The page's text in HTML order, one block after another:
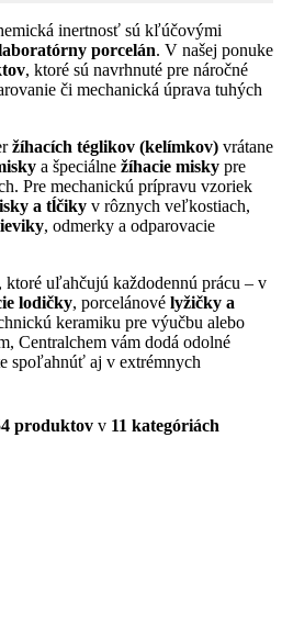
inertnosť sú kľúčovými
porcelán. V našej ponuke
, ktoré sú navrhnuté pre náročné
či mechanická úprava tuhých
žíhacích téglikov (kelímkov) vrátane
a špeciálne žíhacie misky pre
Pre mechanickú prípravu vzoriek
a tĺčiky v rôznych veľkostiach,
, odmerky a odparovacie
ktoré uľahčujú každodennú prácu – v
lodičky, porcelánové lyžičky a
keramiku pre výučbu alebo
Centralchem vám dodá odolné
spoľahnúť aj v extrémnych
produktov v 11 kategóriách